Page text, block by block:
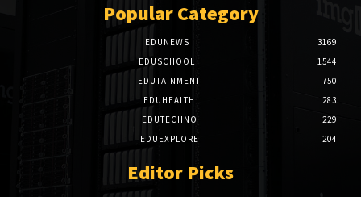
Popular Category
EDUNEWS
3169
EDUSCHOOL
1544
EDUTAINMENT
750
EDUHEALTH
283
EDUTECHNO
229
EDUEXPLORE
204
Editor Picks